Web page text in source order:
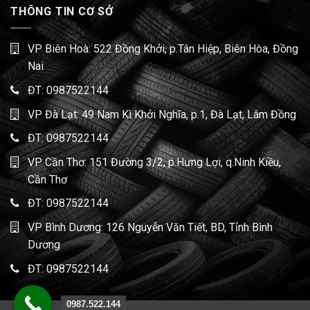
THÔNG TIN CƠ SỞ
VP Biên Hoà: 522 Đồng Khởi, p.Tân Hiệp, Biên Hòa, Đồng
Nai
ĐT: 0987522144
VP Đà Lạt: 49 Nam Kì Khởi Nghĩa, p.1, Đà Lạt, Lâm Đồng
ĐT:0987522144
VP Cần Thơ: 151 Đường 3/2, p.Hưng Lợi, q.Ninh Kiều,
Cần Thơ
ĐT: 0987522144
VP Bình Dương: 126 Nguyễn Văn Tiết, BD, Tỉnh Bình
Dương
ĐT: 0987522144
0987.522.144